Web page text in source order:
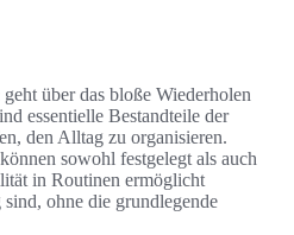
geht über das bloße Wiederholen
essentielle Bestandteile der
den Alltag zu organisieren.
sowohl festgelegt als auch
in Routinen ermöglicht
ohne die grundlegende